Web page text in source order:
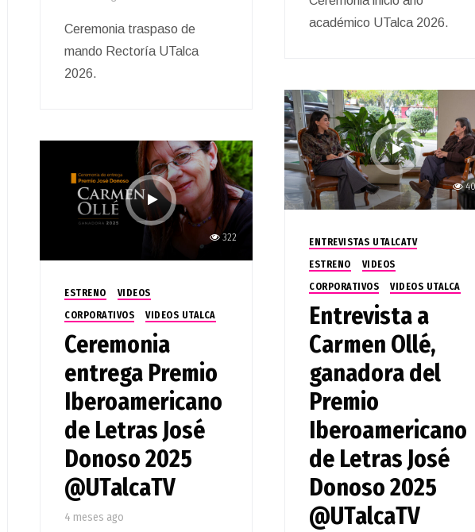
Ceremonia traspaso de
mando Rectoría UTalca
2026.
académico UTalca 2026.
ENTREVISTAS UTALCATV
ESTRENO
VIDEOS
CORPORATIVOS
VIDEOS UTALCA
Entrevista a
Carmen Ollé,
ganadora del
Premio
Iberoamericano
de Letras José
Donoso 2025
@UTalcaTV
322
ESTRENO
VIDEOS
CORPORATIVOS
VIDEOS UTALCA
Ceremonia
entrega Premio
Iberoamericano
de Letras José
Donoso 2025
@UTalcaTV
4 meses ago